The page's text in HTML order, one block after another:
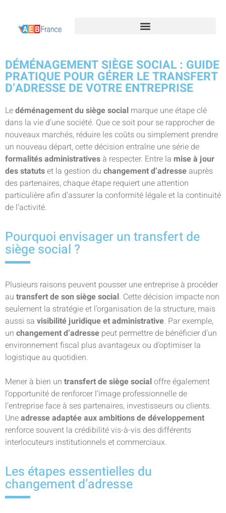
DÉMÉNAGEMENT SIÈGE SOCIAL : GUIDE
PRATIQUE POUR GÉRER LE TRANSFERT
D’ADRESSE DE VOTRE ENTREPRISE
Ledéménagement du siège social marque une étape clé
dans la vie d’une société. Que ce soit pour se rapprocher de
nouveaux marchés, réduire les coûts ou simplement prendre
un nouveau départ, cette décision entraîne une série de
formalités administratives à respecter. Entre la mise à jour
des statutset la gestion du changement d’adresse auprès
des partenaires, chaque étape requiert une attention
particulière afin d’assurer la conformité légale et la continuité
de l’activité.
Pourquoi envisager un transfert de
siège social ?
Plusieurs raisons peuvent pousser une entreprise à procéder
au transfert de son siège social. Cette décision impacte non
seulement la stratégie et l’organisation de la structure, mais
aussi sa visibilité juridique et administrative. Par exemple,
un changement d’adresse peut permettre de bénéficier d’un
environnement fiscal plus avantageux ou d’optimiser la
logistique au quotidien.
Mener à bien un transfert de siège socialoffre également
l’opportunité de renforcer l’image professionnelle de
l’entreprise face à ses partenaires, investisseurs ou clients.
Uneadresse adaptée aux ambitions de développement
renforce souvent la crédibilité vis-à-vis des différents
interlocuteurs institutionnels et commerciaux.
Les étapes essentielles du
changement d’adresse